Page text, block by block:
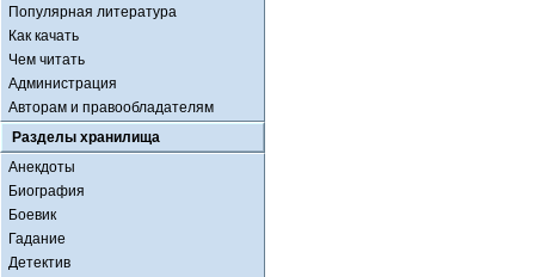
Популярная литература
Как качать
Чем читать
Администрация
Авторам и правообладателям
Разделы хранилища
Анекдоты
Биография
Боевик
Гадание
Детектив